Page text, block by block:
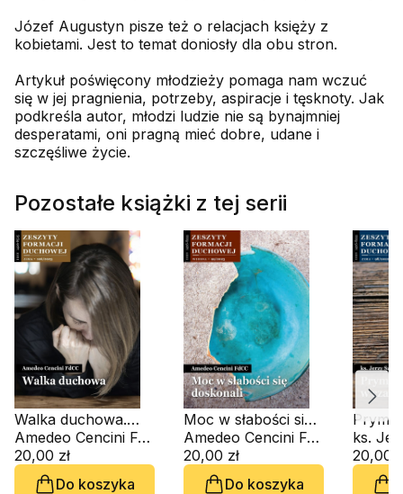
Józef Augustyn pisze też o relacjach księży z
kobietami. Jest to temat doniosły dla obu stron.
Artykuł poświęcony młodzieży pomaga nam wczuć
się w jej pragnienia, potrzeby, aspiracje i tęsknoty. Jak
podkreśla autor, młodzi ludzie nie są bynajmniej
desperatami, oni pragną mieć dobre, udane i
szczęśliwe życie.
Pozostałe książki z tej serii
Walka duchowa.
Zeszyt Formacji
Duchowej nr 106
Amedeo Cencini FdCC
20,00 zł
Do koszyka
Moc w słabości się
doskonali. Zeszyt
Formacji Duchowej
nr 99
Amedeo Cencini FdCC
20,00 zł
Do koszyka
Zeszyt
ks.
20,00